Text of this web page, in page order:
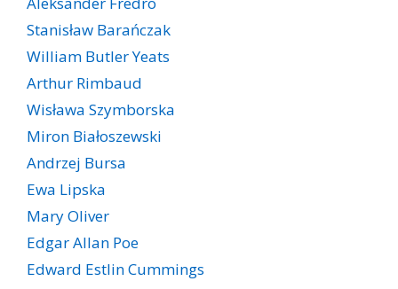
Stanisław Barańczak
William Butler Yeats
Arthur Rimbaud
Wisława Szymborska
Miron Białoszewski
Andrzej Bursa
Ewa Lipska
Mary Oliver
Edgar Allan Poe
Edward Estlin Cummings